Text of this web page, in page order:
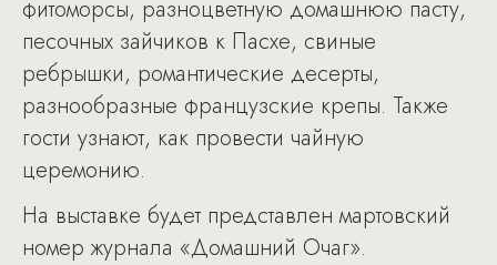
фитоморсы, разноцветную домашнюю пасту,
песочных зайчиков к Пасхе, свиные
ребрышки, романтические десерты,
разнообразные французские крепы. Также
гости узнают, как провести чайную
церемонию.
На выставке будет представлен мартовский
номер журнала «Домашний Очаг».